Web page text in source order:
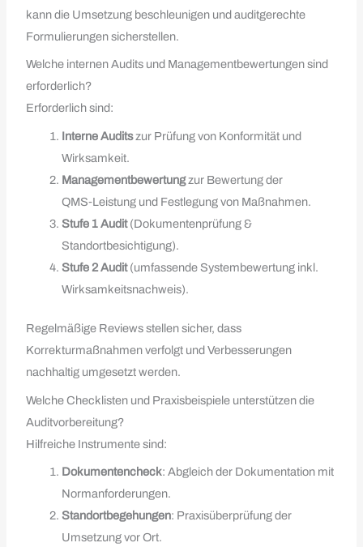
kann die Umsetzung beschleunigen und auditgerechte
Formulierungen sicherstellen.
Welche internen Audits und Managementbewertungen sind
erforderlich?
Erforderlich sind:
Interne Auditszur Prüfung von Konformität und
Wirksamkeit.
Managementbewertungzur Bewertung der
QMS‑Leistung und Festlegung von Maßnahmen.
Stufe 1 Audit(Dokumentenprüfung &
Standortbesichtigung).
Stufe 2 Audit(umfassende Systembewertung inkl.
Wirksamkeitsnachweis).
Regelmäßige Reviews stellen sicher, dass
Korrekturmaßnahmen verfolgt und Verbesserungen
nachhaltig umgesetzt werden.
Welche Checklisten und Praxisbeispiele unterstützen die
Auditvorbereitung?
Hilfreiche Instrumente sind:
Dokumentencheck: Abgleich der Dokumentation mit
Normanforderungen.
Standortbegehungen: Praxisüberprüfung der
Umsetzung vor Ort.